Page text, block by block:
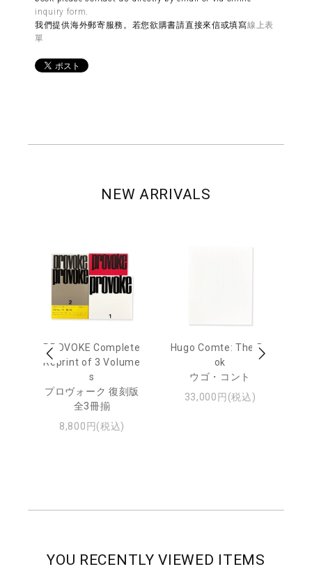
inquiry form
我們提供海外郵寄服務。若您欲購書請直接來信或填寫線上表
單
NEW ARRIVALS
PROVOKE Complete
Reprint of 3 Volume
s
プロヴォーク 復刻版
全3冊揃
8,800円(税込)
Hugo Comte: The Bo
ok
ウゴ・コント
33,000円(税込)
YOU RECENTLY VIEWED ITEMS